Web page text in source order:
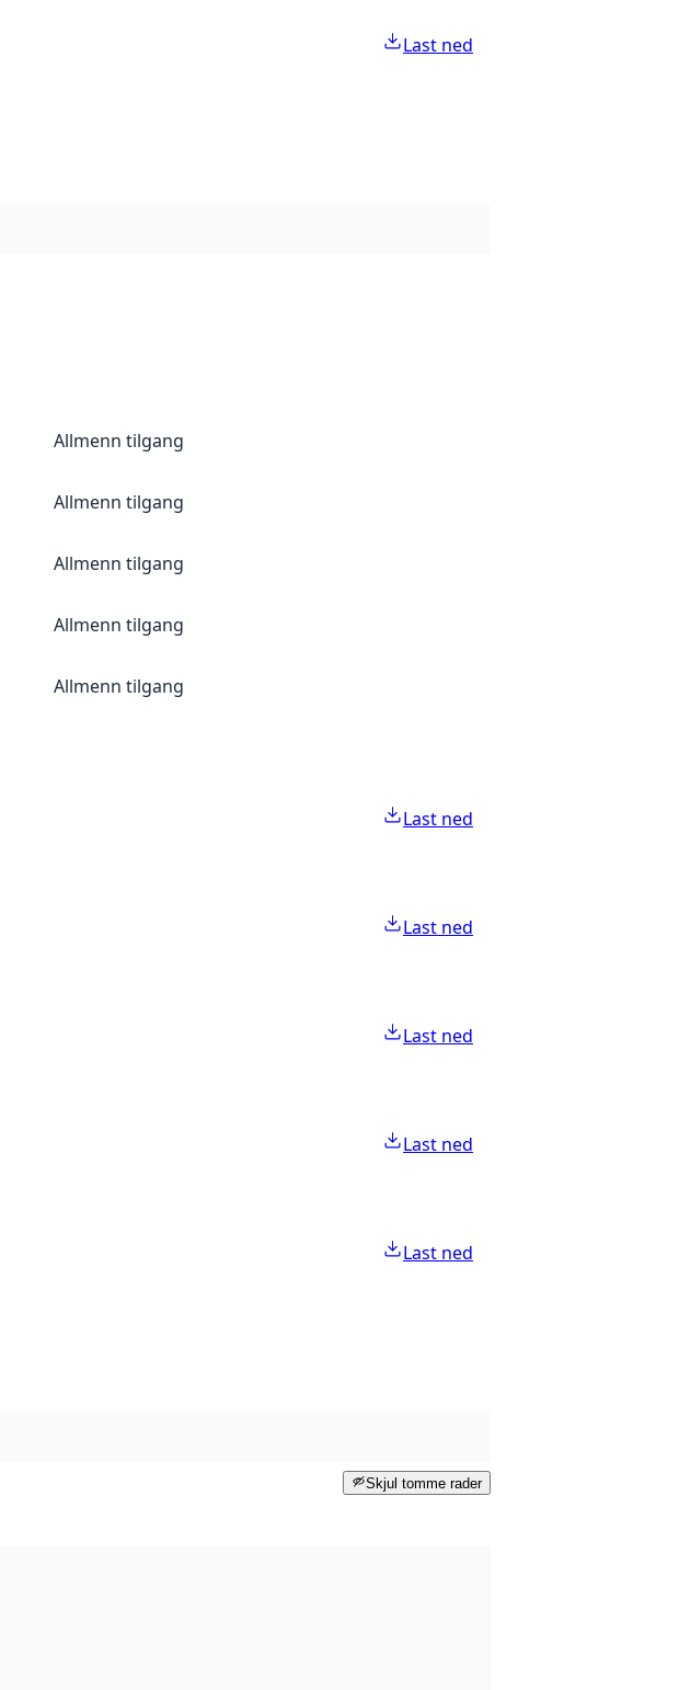
Last ned
Allmenn tilgang
Allmenn tilgang
Allmenn tilgang
Allmenn tilgang
Allmenn tilgang
Last ned
Last ned
Last ned
Last ned
Last ned
Skjul tomme rader